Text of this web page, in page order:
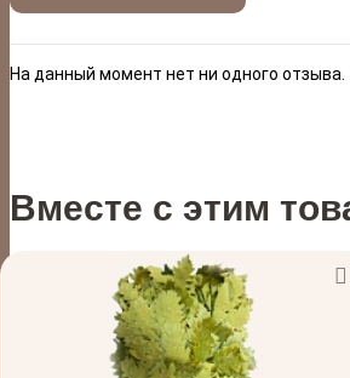
На данный момент нет ни одного отзыва.
Вместе с этим